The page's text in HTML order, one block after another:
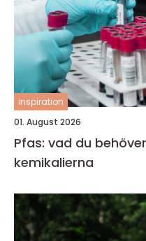
inspiration
01. August 2026
Pfas: vad du
kemikalierna